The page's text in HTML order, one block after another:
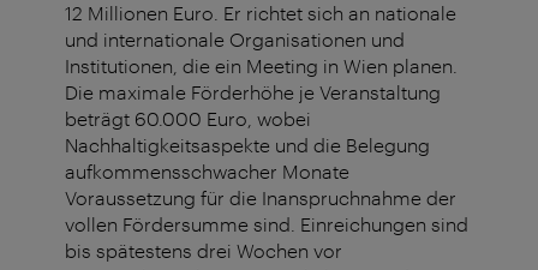
12 Millionen Euro. Er richtet sich an nationale
und internationale Organisationen und
Institutionen, die ein Meeting in Wien planen.
Die maximale Förderhöhe je Veranstaltung
beträgt 60.000 Euro, wobei
Nachhaltigkeitsaspekte und die Belegung
aufkommensschwacher Monate
Voraussetzung für die Inanspruchnahme der
vollen Fördersumme sind. Einreichungen sind
bis spätestens drei Wochen vor